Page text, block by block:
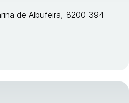
de Albufeira, 8200 394